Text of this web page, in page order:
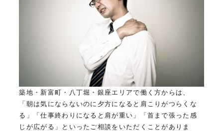
築地・新富町・八丁堀・銀座エリアで働く方からは、
「朝は気にならないのに夕方になると肩こりがつらくな
る」「仕事終わりになると肩が重い」「首まで張った感
じが広がる」といったご相談をいただくことがありま